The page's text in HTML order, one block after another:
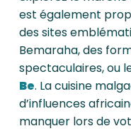
est également
des sites
Bemaraha, des
spectaculaires, ou
Be. La cuisine
d’influences
manquer lors de